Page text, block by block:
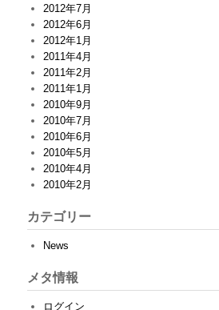
2012年7月
2012年6月
2012年1月
2011年4月
2011年2月
2011年1月
2010年9月
2010年7月
2010年6月
2010年5月
2010年4月
2010年2月
カテゴリー
News
メタ情報
ログイン